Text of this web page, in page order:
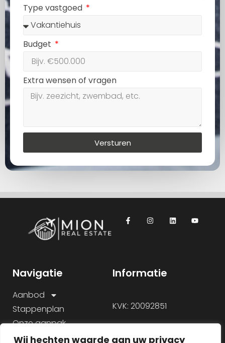
Wij hechten waarde aan uw privacy
Type vastgoed
Budget
Extra wensen of vragen
Versturen
Navigatie
Aanbod
Stappenplan
Onze aanpak
Over ons
Informatie
KVK: 20092851